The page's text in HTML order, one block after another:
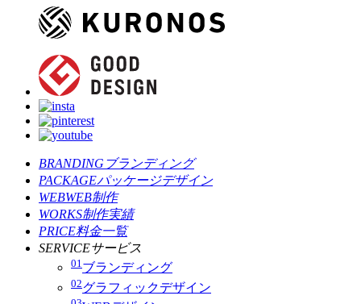
BRANDING ブランディング
PACKAGEパッケージデザイン
WEBWEB制作
WORKS制作実績
PRICE料金一覧
SERVICEサービス
01ブランディング
02グラフィックデザイン